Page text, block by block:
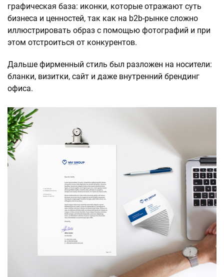
графическая база: иконки, которые отражают суть
бизнеса и ценностей, так как на b2b-рынке сложно
иллюстрировать образ с помощью фотографий и при
этом отстроиться от конкурентов.
Дальше фирменный стиль был разложен на носители:
бланки, визитки, сайт и даже внутренний брендинг
офиса.